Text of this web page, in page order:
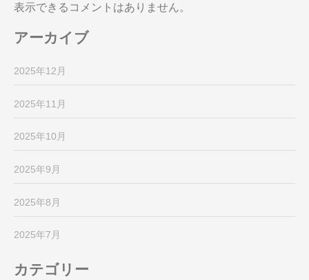
表示できるコメントはありません。
アーカイブ
2025年12月
2025年11月
2025年10月
2025年9月
2025年8月
2025年7月
カテゴリー